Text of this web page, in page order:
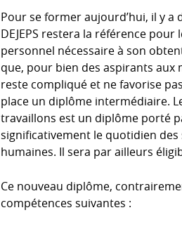
Pour se former aujourd’hui, il y a
DEJEPS restera la référence pour
personnel nécessaire à son
que, pour bien des aspirants aux
reste compliqué et ne favorise
place un diplôme intermédiaire.
travaillons est un diplôme porté
significativement le quotidien
humaines. Il sera par ailleurs
Ce nouveau diplôme,
compétences suivantes :